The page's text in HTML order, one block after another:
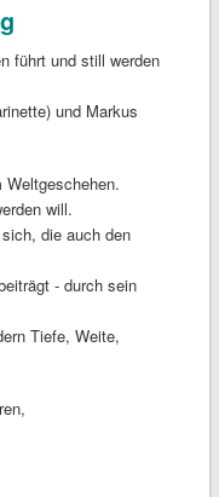
führt und still werden
und Markus
will.
die auch den
- durch sein
Tiefe, Weite,